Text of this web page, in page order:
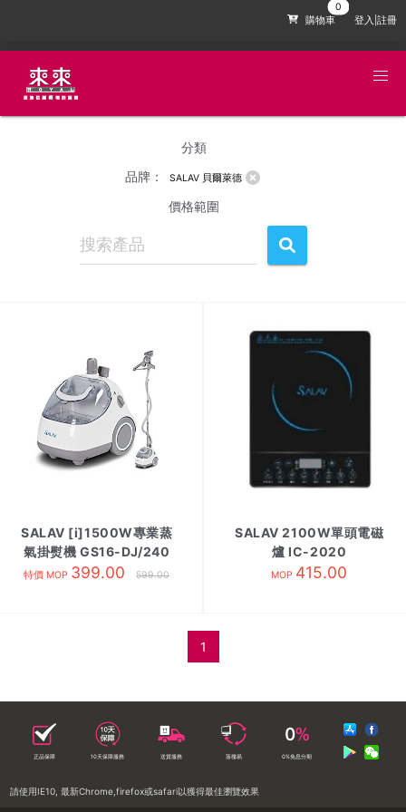
購物車 登入|註冊
分類
品牌：
SALAV 貝爾萊德
價格範圍
SALAV [i]1500W專業蒸
氣掛熨機 GS16-DJ/240
特價 MOP 399.00 599.00
SALAV 2100W單頭電磁
爐 IC-2020
MOP 415.00
1
正品保障 10天保障服務 送貨服務 落樓易 0%免息分期
請使用IE10, 最新Chrome,firefox或safari以獲得最佳瀏覽效果